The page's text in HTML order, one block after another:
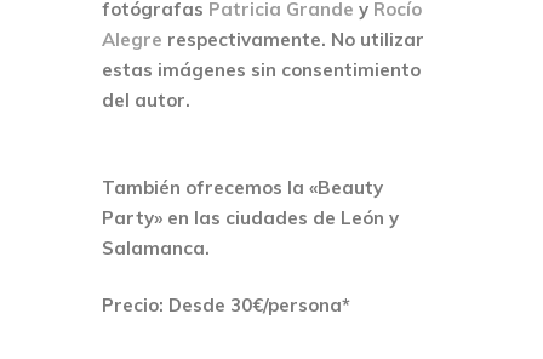
fotógrafas Patricia Grande y Rocío
Alegre respectivamente. No utilizar
estas imágenes sin consentimiento
del autor.
También ofrecemos la «Beauty
Party» en las ciudades de León y
Salamanca.
Precio: Desde 30€/persona*